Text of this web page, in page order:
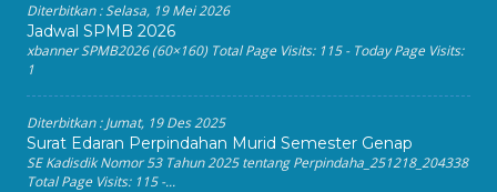
Diterbitkan :Selasa, 19 Mei 2026
Jadwal SPMB 2026
xbanner SPMB2026 (60×160) Total Page Visits: 115 - Today Page Visits:
1
Diterbitkan :Jumat, 19 Des 2025
Surat Edaran Perpindahan Murid Semester Genap
SE Kadisdik Nomor 53 Tahun 2025 tentang Perpindaha_251218_204338
Total Page Visits: 115 -...